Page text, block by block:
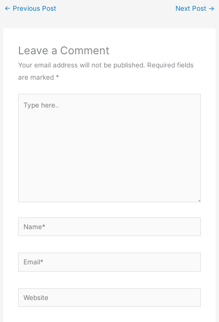
← Previous Post Next Post →
Leave a Comment
Your email address will not be published. Required fields
are marked *
here..
Name*
Email*
Website